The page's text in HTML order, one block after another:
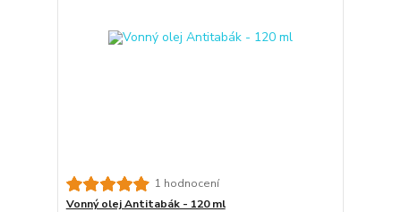
1 hodnocení
Vonný olej Antitabák - 120 ml